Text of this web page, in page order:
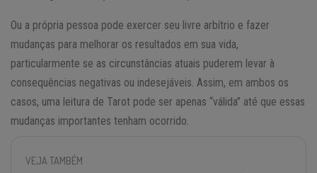
Ou a própria pessoa pode exercer seu livre arbítrio e fazer
mudanças para melhorar os resultados em sua vida,
particularmente se as circunstâncias atuais puderem levar à
consequências negativas ou indesejáveis. Assim, em ambos os
casos, uma leitura de Tarot pode ser apenas “válida” até que essas
mudanças importantes tenham ocorrido.
VEJA TAMBÉM